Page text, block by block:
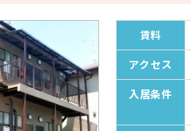
賃料
アクセス
入居条件